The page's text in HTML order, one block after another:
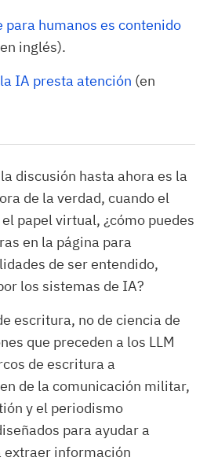
para humanos es contenido
inglés).
IA presta atención (en
discusión hasta ahora es la
de la verdad, cuando el
papel virtual, ¿cómo puedes
en la página para
de ser entendido,
los sistemas de IA?
escritura, no de ciencia de
que preceden a los LLM
de escritura a
de la comunicación militar,
y el periodismo
para ayudar a
extraer información